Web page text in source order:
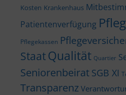
Kosten Krankenhaus
Patientenverfügung
Pflegekassen
StaatQualität Quartier
Seniorenbeirat SGB XI
Transparenz